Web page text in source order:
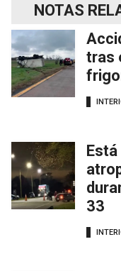
NOTAS
tras
33